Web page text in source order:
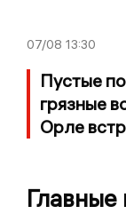
07/08 13:30
Пустые
грязные
Орле
Главные